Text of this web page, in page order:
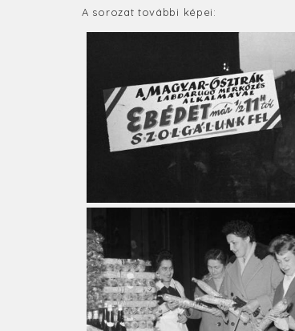
A sorozat további képei: